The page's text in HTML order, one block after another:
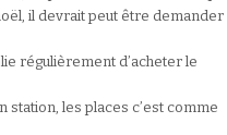
il devrait peut être demander
régulièrement d’acheter le
les places c’est comme